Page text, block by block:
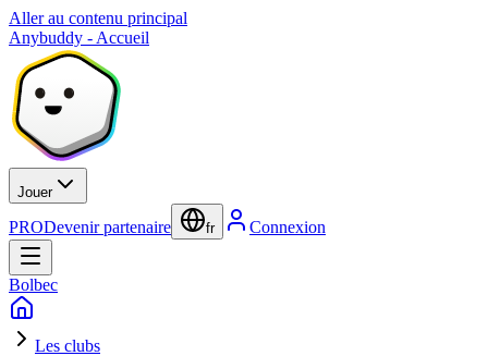
Aller au contenu principal
Anybuddy - Accueil
Jouer
PRODevenir partenaire fr Connexion
Bolbec
Les clubs